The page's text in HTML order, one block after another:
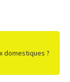
domestiques ?